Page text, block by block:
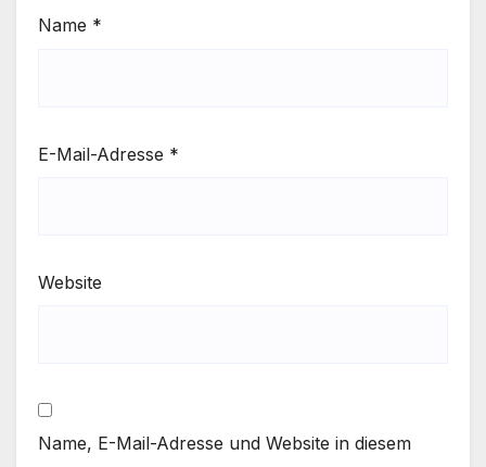
Name *
E-Mail-Adresse *
Website
Name, E-Mail-Adresse und Website in diesem